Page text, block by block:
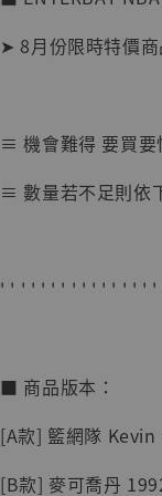
➤ 8月份限時特價商
≡ 機會難得 要買
≡ 數量若不足則依
' ' ' ' ' ' ' ' ' ' ' ' ' ' '
■ 商品版本：
[A款] 籃網隊
[B款] 麥可喬丹